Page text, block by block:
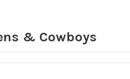
& Cowboys